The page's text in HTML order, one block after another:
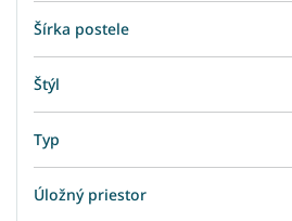
Šírka postele
Štýl
Typ
Úložný priestor